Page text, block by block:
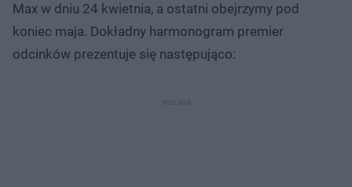
Max w dniu 24 kwietnia, a ostatni obejrzymy pod
koniec maja. Dokładny harmonogram premier
odcinków prezentuje się następująco: